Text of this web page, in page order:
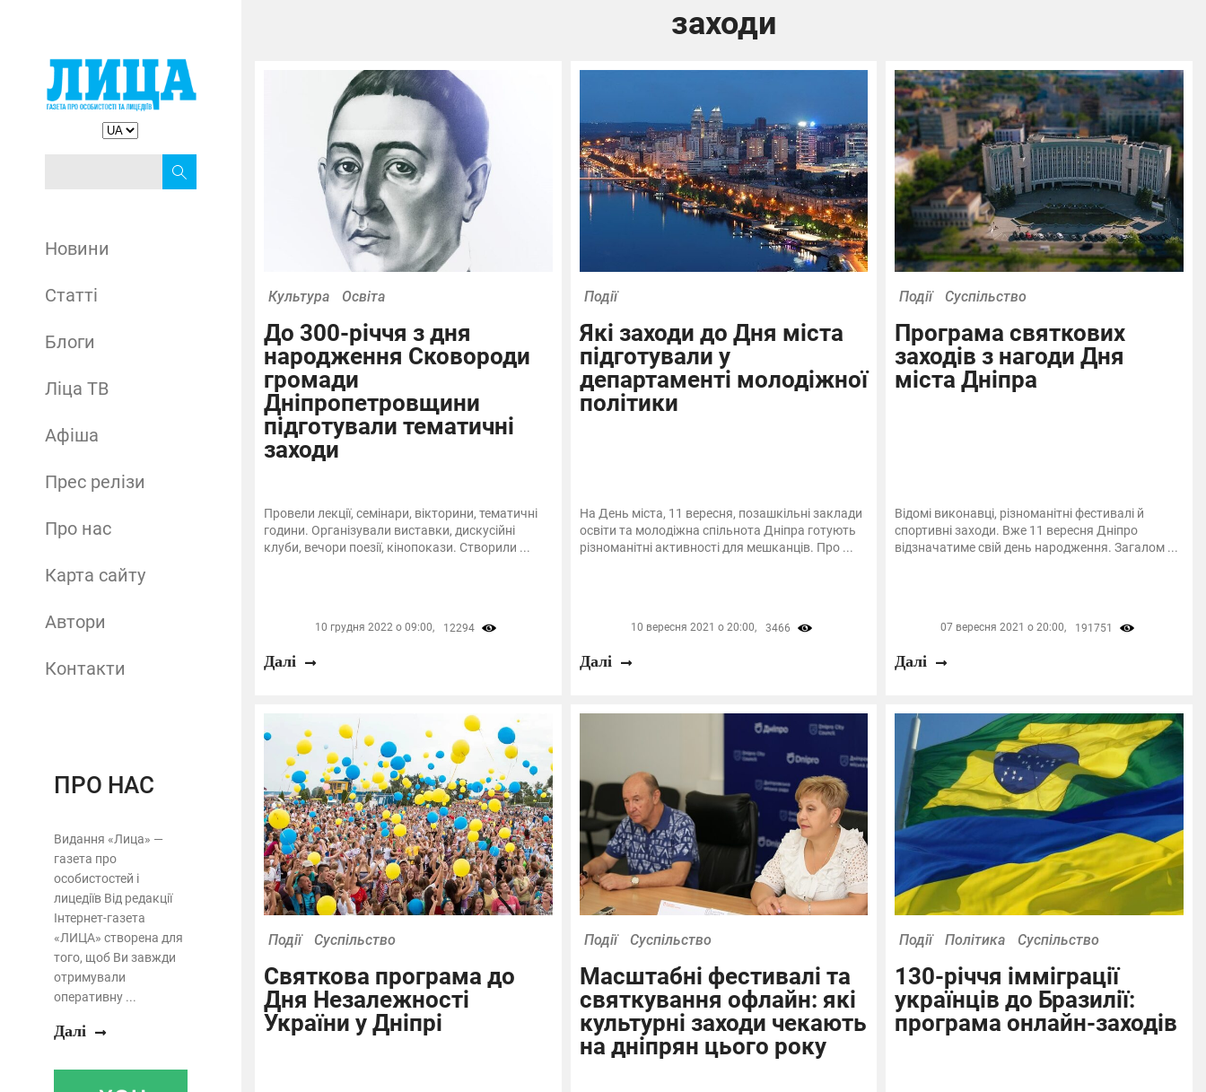
Новини
Статті
Блоги
Ліца ТВ
Афіша
Прес релізи
Про нас
Карта сайту
Автори
Контакти
ПРО НАС
Видання «Лица» —
газета про
особистостей і
лицедіїв Від редакції
Інтернет-газета
«ЛИЦА» створена для
того, щоб Ви завжди
отримували
оперативну ...
Далі
заходи
Культура Освіта
До 300-річчя з дня
народження Сковороди
громади
Дніпропетровщини
підготували тематичні
заходи
Провели лекції, семінари, вікторини, тематичні
години. Організували виставки, дискусійні
клуби, вечори поезії, кінопокази. Створили ...
10 грудня 2022 о 09:00, 12294
Далі
Події
Які заходи до Дня міста
підготували у
департаменті молодіжної
політики
На День міста, 11 вересня, позашкільні заклади
освіти та молодіжна спільнота Дніпра готують
різноманітні активності для мешканців. Про ...
10 вересня 2021 о 20:00, 3466
Далі
Події Суспільство
Програма святкових
заходів з нагоди Дня
міста Дніпра
Відомі виконавці, різноманітні фестивалі й
спортивні заходи. Вже 11 вересня Дніпро
відзначатиме свій день народження. Загалом ...
07 вересня 2021 о 20:00, 191751
Далі
Події Суспільство
Святкова програма до
Дня Незалежності
України у Дніпрі
Події Суспільство
Масштабні фестивалі та
святкування офлайн: які
культурні заходи чекають
на дніпрян цього року
Події Політика Суспільство
130-річчя імміграції
українців до Бразилії:
програма онлайн-заходів